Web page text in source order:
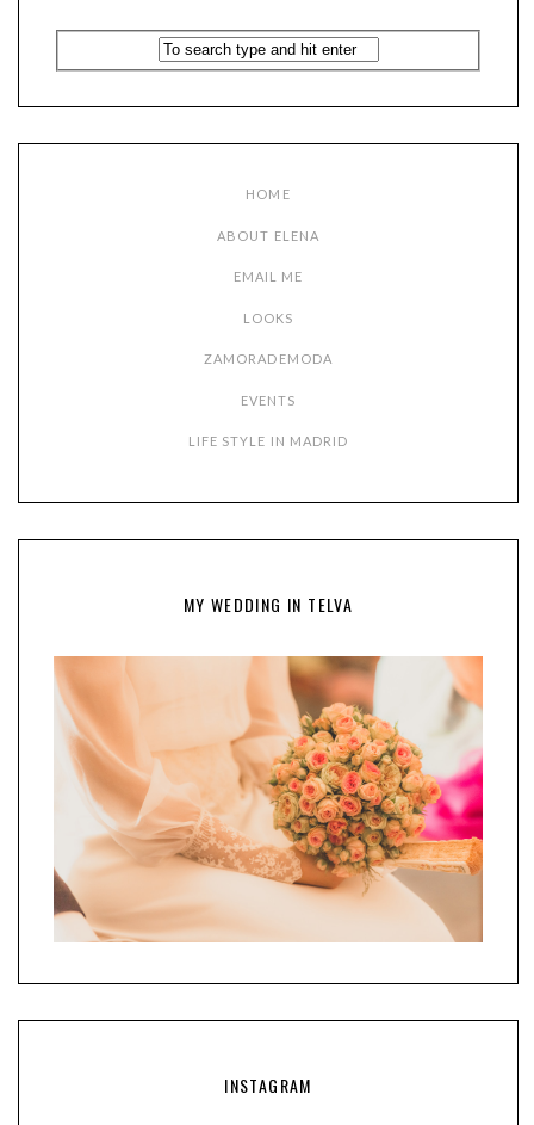
HOME
ABOUT ELENA
EMAIL ME
LOOKS
ZAMORADEMODA
EVENTS
LIFE STYLE IN MADRID
MY WEDDING IN TELVA
INSTAGRAM